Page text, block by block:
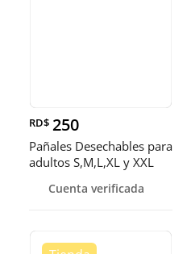
RD$ 250
Pañales Desechables para
adultos S,M,L,XL y XXL
Cuenta verificada